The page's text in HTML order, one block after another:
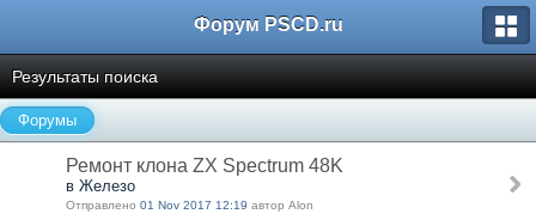
Форум PSCD.ru
Результаты поиска
Форумы
Ремонт клона ZX Spectrum 48K
в Железо
Отправлено 01 Nov 2017 12:19 автор Alon